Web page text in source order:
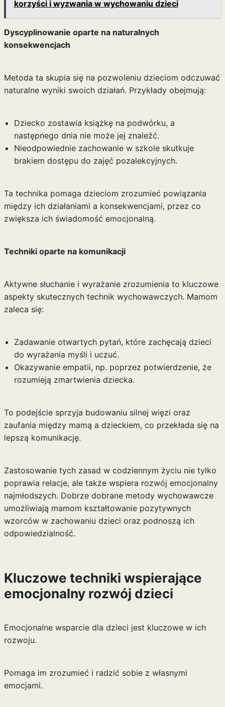
korzyści i wyzwania w wychowaniu dzieci
Dyscyplinowanie oparte na naturalnych
konsekwencjach
Metoda ta skupia się na pozwoleniu dzieciom odczuwać
naturalne wyniki swoich działań. Przykłady obejmują:
Dziecko zostawia książkę na podwórku, a
następnego dnia nie może jej znaleźć.
Nieodpowiednie zachowanie w szkole skutkuje
brakiem dostępu do zajęć pozalekcyjnych.
Ta technika pomaga dzieciom zrozumieć powiązania
między ich działaniami a konsekwencjami, przez co
zwiększa ich świadomość emocjonalną.
Techniki oparte na komunikacji
Aktywne słuchanie i wyrażanie zrozumienia to kluczowe
aspekty skutecznych technik wychowawczych. Mamom
zaleca się:
Zadawanie otwartych pytań, które zachęcają dzieci
do wyrażania myśli i uczuć.
Okazywanie empatii, np. poprzez potwierdzenie, że
rozumieją zmartwienia dziecka.
To podejście sprzyja budowaniu silnej więzi oraz
zaufania między mamą a dzieckiem, co przekłada się na
lepszą komunikację.
Zastosowanie tych zasad w codziennym życiu nie tylko
poprawia relacje, ale także wspiera rozwój emocjonalny
najmłodszych. Dobrze dobrane metody wychowawcze
umożliwiają mamom kształtowanie pozytywnych
wzorców w zachowaniu dzieci oraz podnoszą ich
odpowiedzialność.
Kluczowe techniki wspierające
emocjonalny rozwój dzieci
Emocjonalne wsparcie dla dzieci jest kluczowe w ich
rozwoju.
Pomaga im zrozumieć i radzić sobie z własnymi
emocjami.